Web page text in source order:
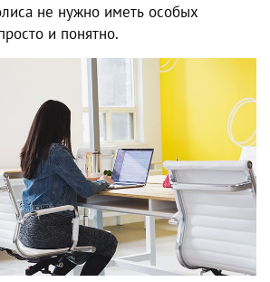
не нужно иметь особых
и понятно.